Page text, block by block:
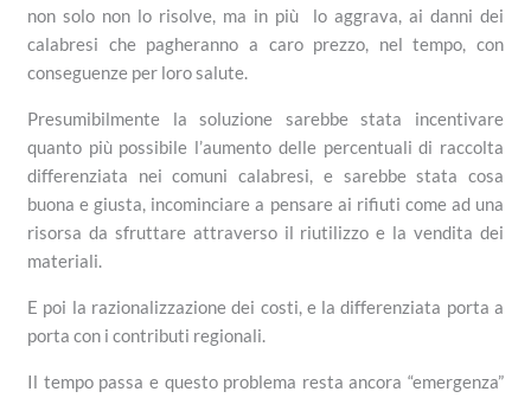
non solo non lo risolve, ma in più lo aggrava, ai danni dei
calabresi che pagheranno a caro prezzo, nel tempo, con
conseguenze per loro salute.
Presumibilmente la soluzione sarebbe stata incentivare
quanto più possibile l’aumento delle percentuali di raccolta
differenziata nei comuni calabresi, e sarebbe stata cosa
buona e giusta, incominciare a pensare ai rifiuti come ad una
risorsa da sfruttare attraverso il riutilizzo e la vendita dei
materiali.
E poi la razionalizzazione dei costi, e la differenziata porta a
porta con i contributi regionali.
Il tempo passa e questo problema resta ancora “emergenza”